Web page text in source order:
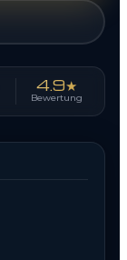
4.9★
Bewertung